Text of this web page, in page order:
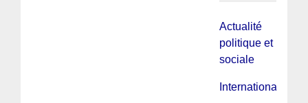
Actualité
politique et
sociale
International